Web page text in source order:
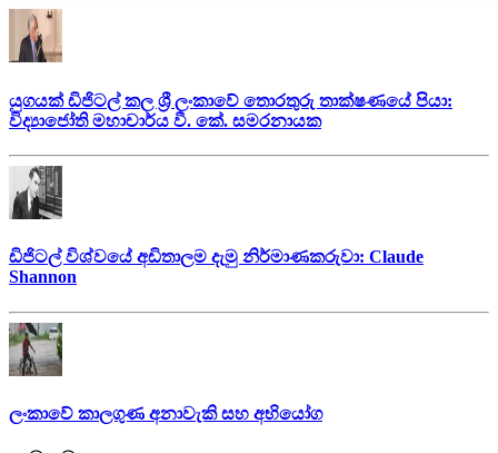
යුගයක් ඩිජිටල් කල ශ්‍රී ලංකාවේ තොරතුරු තාක්ෂණයේ පියා:
විද්‍යාජෝති මහාචාර්ය වී. කේ. සමරනායක
ඩිජිටල් විශ්වයේ අඩිතාලම දැමු නිර්මාණකරුවා: Claude
Shannon
ලංකාවේ කාලගුණ අනාවැකි සහ අභියෝග